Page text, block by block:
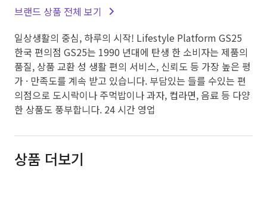
브랜드 상품 전체 보기
일상생활의 중심, 하루의 시작! Lifestyle Platform GS25
한국 편의점 GS25는 1990 년대에 탄생 한 소비자는 제품의
품질, 상품 교환 성 생활 편의 서비스, 신뢰도 등 가장 높은 평
가 · 만족도를 계속 받고 있습니다. 부담있는 들를 수있는 편
의점으로 도시락이나 주먹밥이나 과자, 컵라면, 음료 등 다양
한 상품도 풍부합니다. 24 시간 영업
상품 더보기